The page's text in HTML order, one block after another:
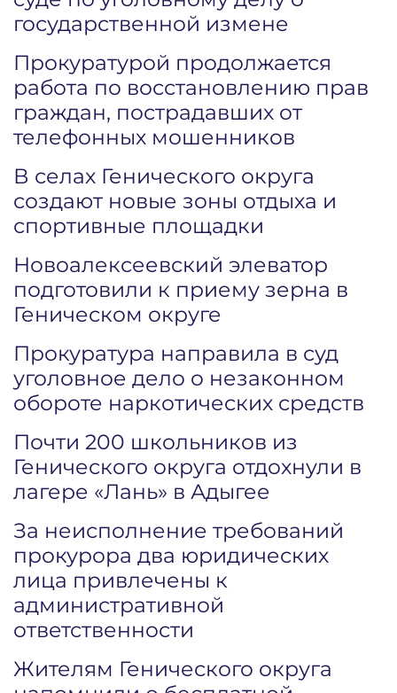
государственной измене
Прокуратурой продолжается
работа по восстановлению прав
граждан, пострадавших от
телефонных мошенников
В селах Генического округа
создают новые зоны отдыха и
спортивные площадки
Новоалексеевский элеватор
подготовили к приему зерна в
Геническом округе
Прокуратура направила в суд
уголовное дело о незаконном
обороте наркотических средств
Почти 200 школьников из
Генического округа отдохнули в
лагере «Лань» в Адыгее
За неисполнение требований
прокурора два юридических
лица привлечены к
административной
ответственности
Жителям Генического округа